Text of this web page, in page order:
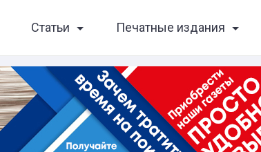
Статьи Печатные издания